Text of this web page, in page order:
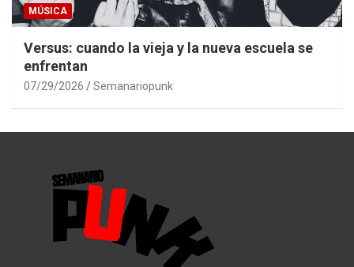
MÚSICA
Versus: cuando la vieja y la nueva escuela se
enfrentan
07/29/2026 Semanariopunk